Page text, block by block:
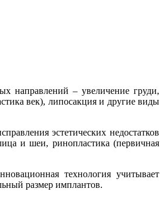
направлений – увеличение груди,
век), липосакция и другие виды
эстетических недостатков
и шеи, ринопластика (первичная
технология учитывает
размер имплантов.